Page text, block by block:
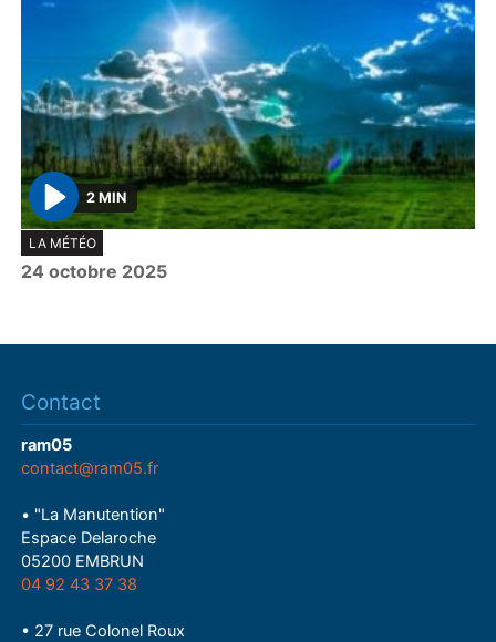
P
l
a
2 MIN
LA MÉTÉO
24 octobre 2025
Contact
ram05
contact@ram05.fr
• "La Manutention"
Espace Delaroche
05200 EMBRUN
04 92 43 37 38
• 27 rue Colonel Roux